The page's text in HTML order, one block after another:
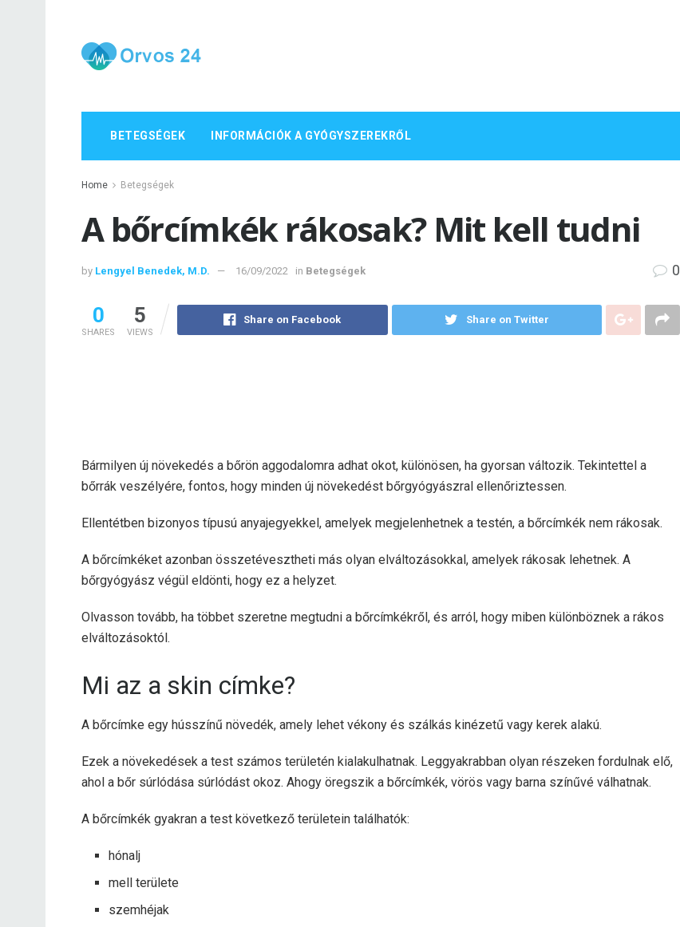
BETEGSÉGEK INFORMÁCIÓK A GYÓGYSZEREKRŐL
Home Betegségek
A bőrcímkék rákosak? Mit kell tudni
by Lengyel Benedek, M.D. 16/09/2022 in Betegségek 0
0
SHARES
5
VIEWS
Share on Facebook Share on Twitter
Bármilyen új növekedés a bőrön aggodalomra adhat okot, különösen, ha gyorsan változik. Tekintettel a
bőrrák veszélyére, fontos, hogy minden új növekedést bőrgyógyászral ellenőriztessen.
Ellentétben bizonyos típusú anyajegyekkel, amelyek megjelenhetnek a testén, a bőrcímkék nem rákosak.
A bőrcímkéket azonban összetévesztheti más olyan elváltozásokkal, amelyek rákosak lehetnek. A
bőrgyógyász végül eldönti, hogy ez a helyzet.
Olvasson tovább, ha többet szeretne megtudni a bőrcímkékről, és arról, hogy miben különböznek a rákos
elváltozásoktól.
Mi az a skin címke?
A bőrcímke egy hússzínű növedék, amely lehet vékony és szálkás kinézetű vagy kerek alakú.
Ezek a növekedések a test számos területén kialakulhatnak. Leggyakrabban olyan részeken fordulnak elő,
ahol a bőr súrlódása súrlódást okoz. Ahogy öregszik a bőrcímkék, vörös vagy barna színűvé válhatnak.
A bőrcímkék gyakran a test következő területein találhatók:
hónalj
mell területe
szemhéjak